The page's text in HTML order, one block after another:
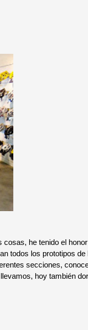
he tenido el
todos los prototipos
secciones,
hoy también